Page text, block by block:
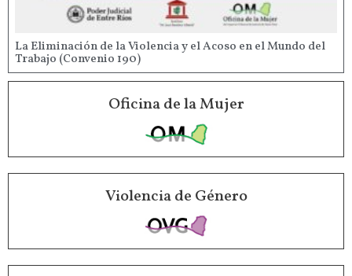
La Eliminación de la Violencia y el Acoso en el Mundo del
Trabajo (Convenio 190)
Oficina de la Mujer
Violencia de Género